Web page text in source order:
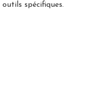
spécifiques.